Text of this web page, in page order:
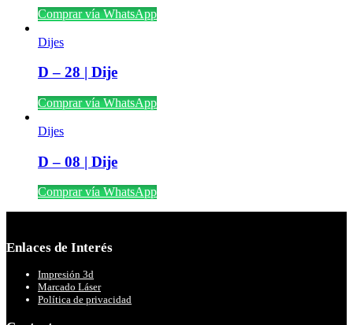
Comprar vía WhatsApp
Dijes
D – 28 | Dije
Comprar vía WhatsApp
Dijes
D – 08 | Dije
Comprar vía WhatsApp
Enlaces de Interés
Impresión 3d
Marcado Láser
Política de privacidad